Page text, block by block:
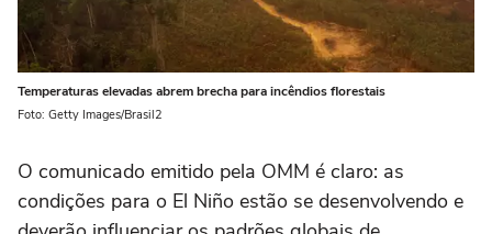
Temperaturas elevadas abrem brecha para incêndios florestais
Foto: Getty Images/Brasil2
O comunicado emitido pela OMM é claro: as
condições para o El Niño estão se desenvolvendo e